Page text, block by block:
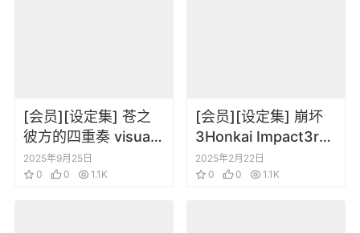
[会员][设定集] 苍之
彼方的四重奏 visual
fan book
2025年9月25日
0
0 1.1K
[会员][设定集] 崩坏
3Honkai Impact3rd
Original Art VOL.1
2025年2月22日
0
0 1.1K